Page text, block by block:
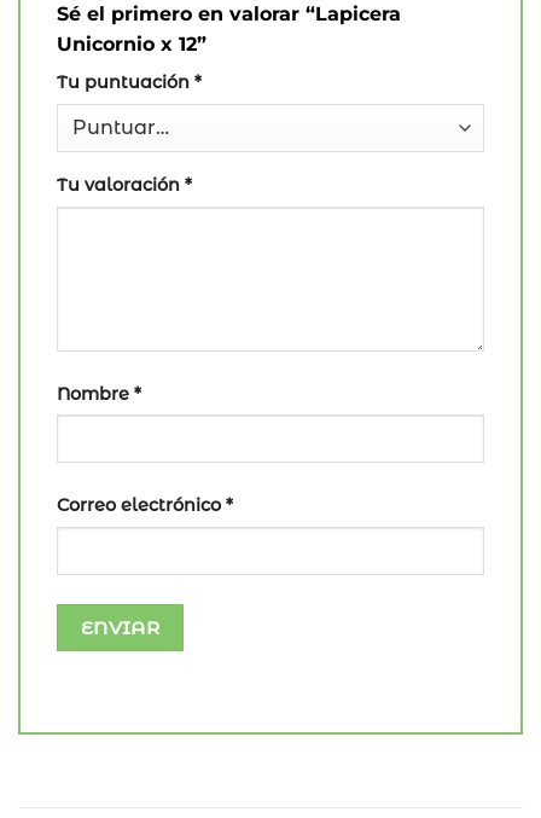
Sé el primero en valorar “Lapicera
Unicornio x 12”
Tu puntuación *
Tu valoración *
Nombre *
Correo electrónico *